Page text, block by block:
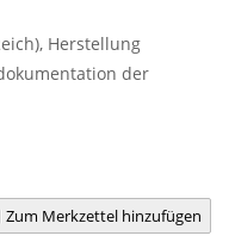
Herstellung
der
Zum Merkzettel hinzufügen